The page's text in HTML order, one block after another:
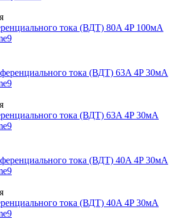
тока (ВДТ) 80A 4P 100мА
тока (ВДТ) 63A 4P 30мА
тока (ВДТ) 40A 4P 30мА